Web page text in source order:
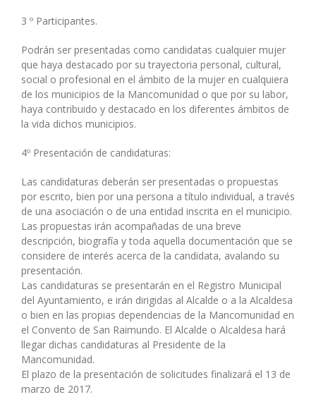
3 º Participantes.
Podrán ser presentadas como candidatas cualquier mujer
que haya destacado por su trayectoria personal, cultural,
social o profesional en el ámbito de la mujer en cualquiera
de los municipios de la Mancomunidad o que por su labor,
haya contribuido y destacado en los diferentes ámbitos de
la vida dichos municipios.
4º Presentación de candidaturas:
Las candidaturas deberán ser presentadas o propuestas
por escrito, bien por una persona a título individual, a través
de una asociación o de una entidad inscrita en el municipio.
Las propuestas irán acompañadas de una breve
descripción, biografía y toda aquella documentación que se
considere de interés acerca de la candidata, avalando su
presentación.
Las candidaturas se presentarán en el Registro Municipal
del Ayuntamiento, e irán dirigidas al Alcalde o a la Alcaldesa
o bien en las propias dependencias de la Mancomunidad en
el Convento de San Raimundo. El Alcalde o Alcaldesa hará
llegar dichas candidaturas al Presidente de la
Mancomunidad.
El plazo de la presentación de solicitudes finalizará el 13 de
marzo de 2017.